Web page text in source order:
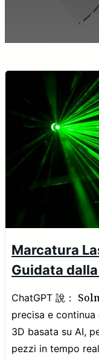
Marcatura
Guidata
ChatGPT 說：
precisa e
3D basata su AI,
pezzi in tempo